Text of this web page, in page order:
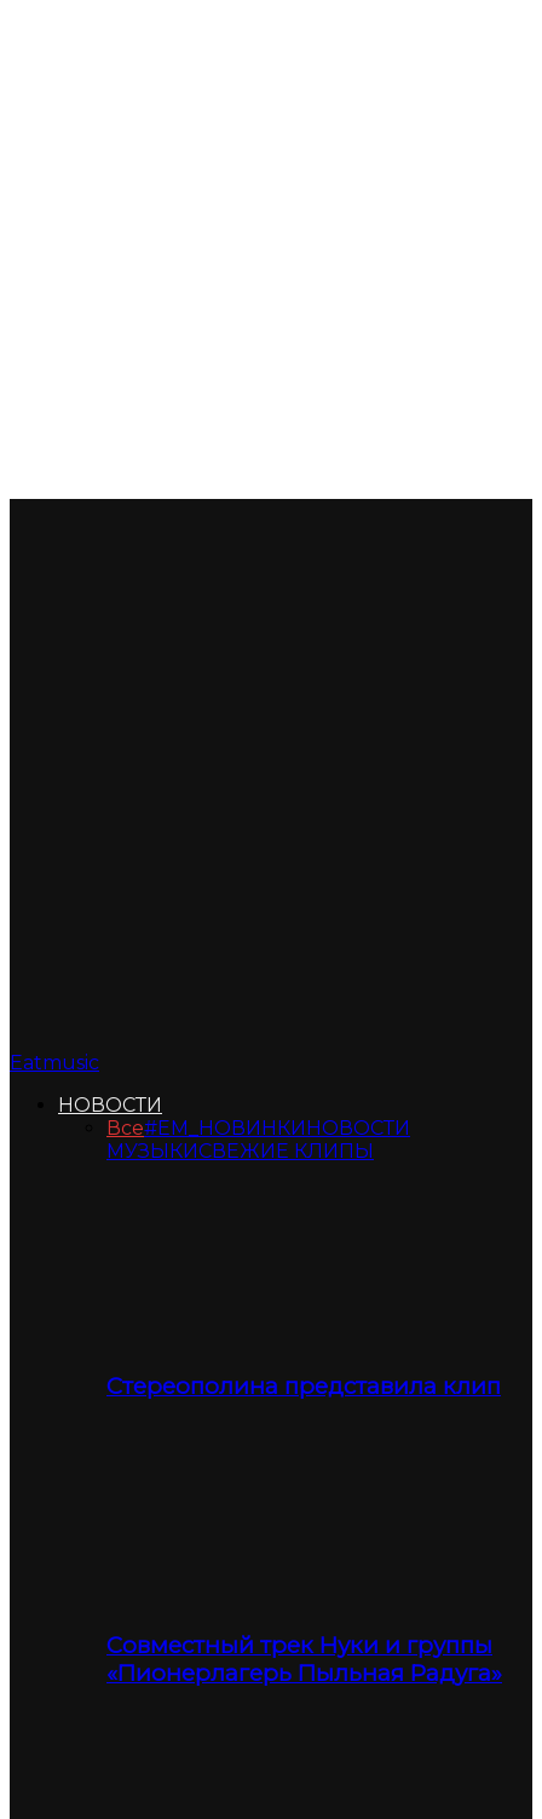
Eatmusic
НОВОСТИ
Все#ЕМ_НОВИНКИНОВОСТИ
МУЗЫКИСВЕЖИЕ КЛИПЫ
Стереополина представила клип
Совместный трек Нуки и группы
«Пионерлагерь Пыльная Радуга»